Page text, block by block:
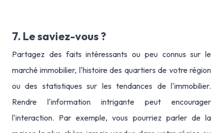
7. Le saviez-vous ?‍
Partagez des faits intéressants ou peu connus sur le
marché immobilier, l'histoire des quartiers de votre région
ou des statistiques sur les tendances de l'immobilier.
Rendre l'information intrigante peut encourager
l'interaction. Par exemple, vous pourriez parler de la